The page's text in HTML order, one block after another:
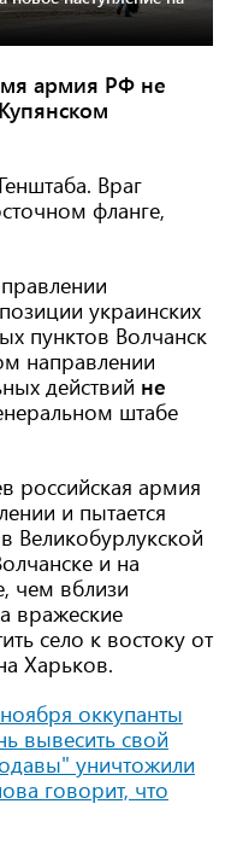
армия РФ не
Враг
фланге,
украинских
пунктов Волчанск
направлении
действий не
штабе
российская армия
и пытается
Великобурлукской
и на
чем вблизи
вражеские
село к востоку от
Харьков.
ноября оккупанты
вывесить свой
уничтожили
говорит, что